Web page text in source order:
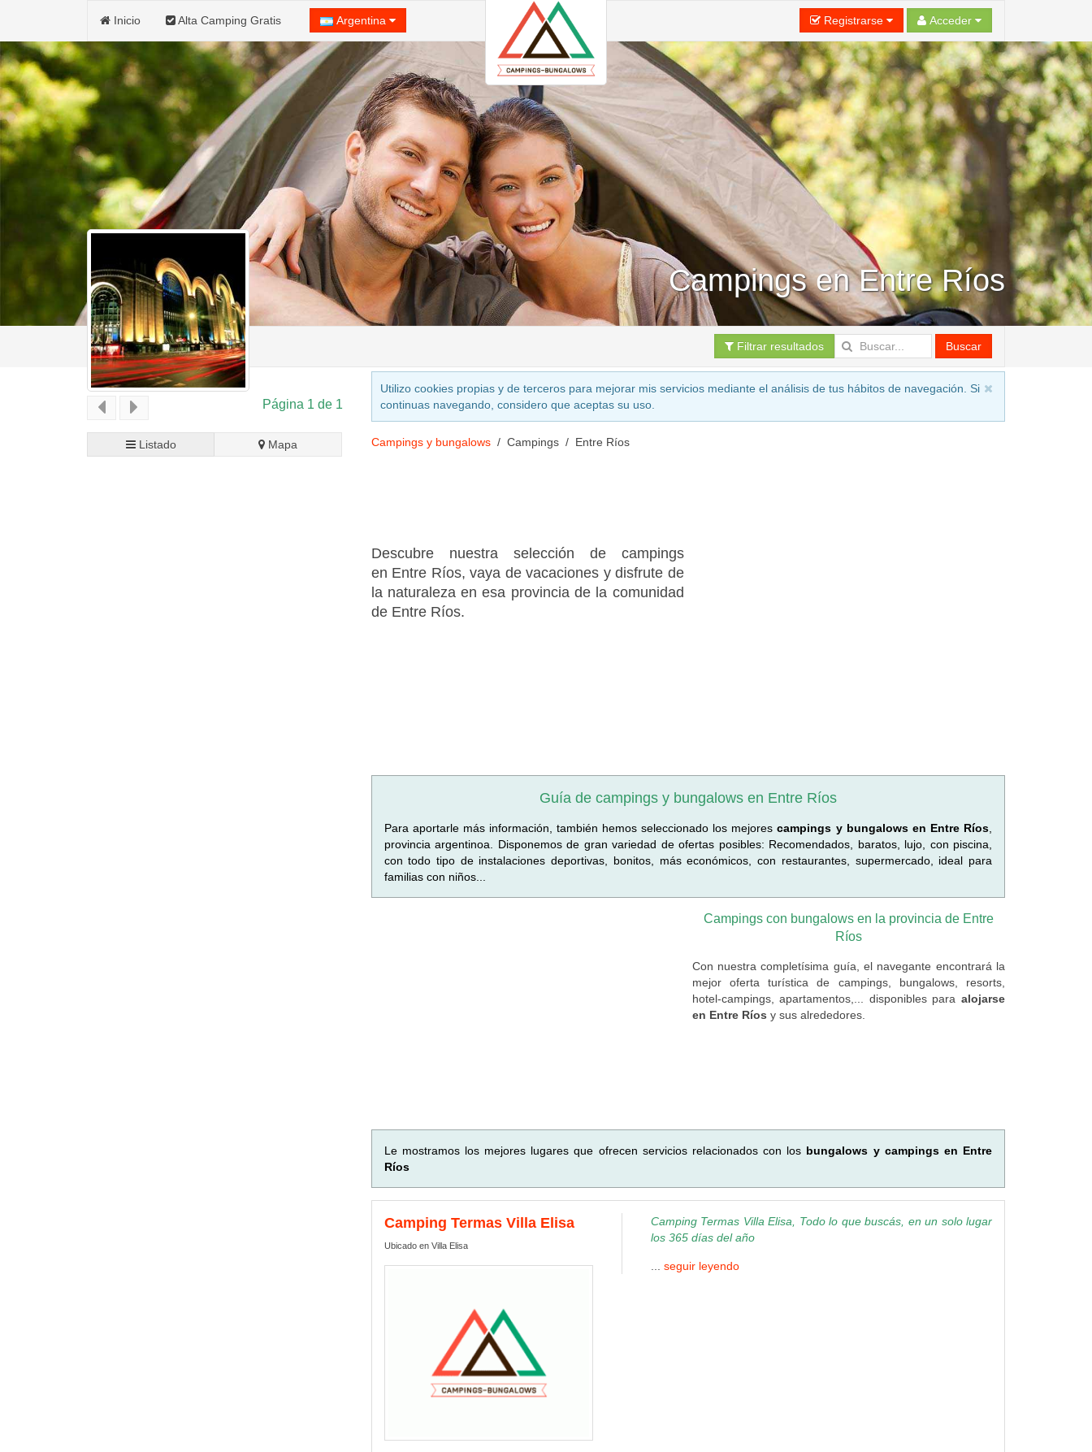
Inicio Alta Camping Gratis Argentina Registrarse Acceder
Campings en Entre Ríos
Filtrar resultados Buscar
Página 1 de 1
Listado Mapa
Utilizo cookies propias y de terceros para mejorar mis servicios mediante el análisis de tus hábitos de navegación. Si
continuas navegando, considero que aceptas su uso.
Campings y bungalows Campings Entre Ríos
Descubre nuestra selección de campings
en Entre Ríos, vaya de vacaciones y disfrute de
la naturaleza en esa provincia de la comunidad
de Entre Ríos.
Guía de campings y bungalows en Entre Ríos
Para aportarle más información, también hemos seleccionado los mejorescampings y bungalows en Entre Ríos
provincia argentinoa. Disponemos de gran variedad de ofertas posibles: Recomendados, baratos, lujo, con piscina,
con todo tipo de instalaciones deportivas, bonitos, más económicos, con restaurantes, supermercado, ideal para
familias con niños...
Campings con bungalows en la provincia de Entre
Ríos
Con nuestra completísima guía, el navegante encontrará la
mejor oferta turística de campings, bungalows, resorts,
hotel-campings, apartamentos,... disponibles para alojarse
en Entre Ríos y sus alrededores.
Le mostramos los mejores lugares que ofrecen servicios relacionados con los bungalows y campings en Entre
Ríos
Camping Termas Villa Elisa
Ubicado en Villa Elisa
Camping Termas Villa Elisa, Todo lo que buscás, en un solo lugar
los 365 días del año
seguir leyendo